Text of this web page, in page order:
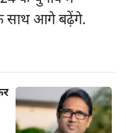
साथ आगे बढ़ेंगे.